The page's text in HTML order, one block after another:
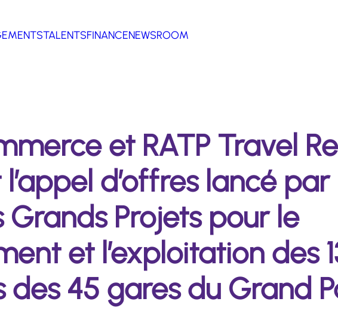
TALENTSFINANCENEWSROOM
et RATP Travel
d’offres lancé par
Projets pour le
et l’exploitation des
45 gares du Grand